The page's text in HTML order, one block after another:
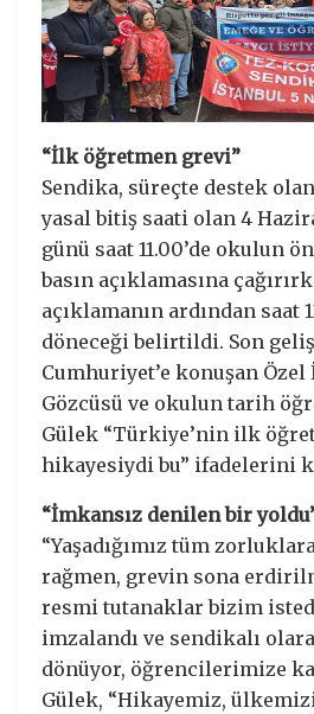
“İlk öğretmen grevi”
Sendika, süreçte destek
yasal bitiş saati olan 4
günü saat 11.00’de okulun
basın açıklamasına
açıklamanın ardından saat
döneceği belirtildi. Son
Cumhuriyet’e konuşan
Gözcüsü ve okulun tarih
Gülek “Türkiye’nin ilk
hikayesiydi bu” ifadelerini
“İmkansız denilen bir
“Yaşadığımız tüm
rağmen, grevin sona
resmi tutanaklar bizim
imzalandı ve sendikalı
dönüyor, öğrencilerimize
Gülek, “Hikayemiz,